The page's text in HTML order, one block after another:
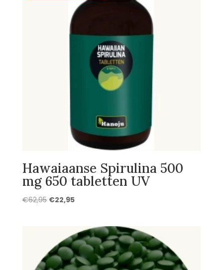
Hawaiaanse Spirulina 500
mg 650 tabletten UV
€62,95 Oorspronkelijke
€62,95.
€22,95Huidige
€22,95.